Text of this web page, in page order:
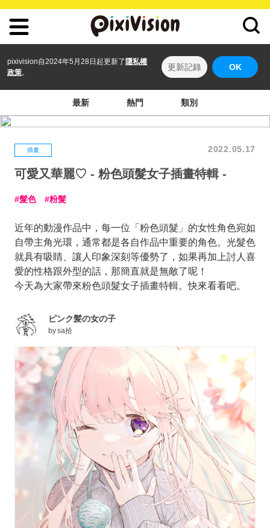
pixivision自2024年5月28日起更新了 隱私權
政策。
更新記錄 OK
最新 熱門 類別
插畫 2022.05.17
可愛又華麗♡ - 粉色頭髮女子插畫特輯 -
髮色 粉髮
近年的動漫作品中，每一位「粉色頭髮」的女性角色宛如
自帶主角光環，通常都是各自作品中重要的角色。光髮色
就具有吸睛、讓人印象深刻等優勢了，如果再加上討人喜
愛的性格跟外型的話，那簡直就是無敵了呢！
今天為大家帶來粉色頭髮女子插畫特輯。快來看看吧。
ピンク髪の女の子
bysa拾